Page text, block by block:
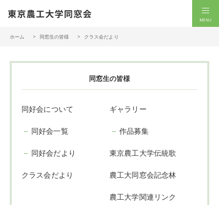
ホーム 同窓生の皆様 クラス会だより
同窓生の皆様
同好会について
同好会一覧
同好会だより
クラス会だより
ギャラリー
作品募集
東京農工大学伝統歌
農工大同窓会記念林
農工大学関連リンク